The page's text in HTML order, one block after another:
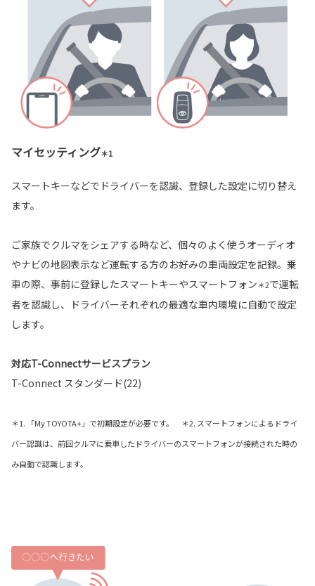
マイセッティング＊1
スマートキーなどでドライバーを認識、登録した設定に切り替え
ます。
ご家族でクルマをシェアする時など、個々のよく使うオーディオ
やナビの地図表示など運転する方のお好みの車両設定を記録。乗
車の際、事前に登録したスマートキーやスマートフォン＊2で運転
者を認識し、ドライバーそれぞれの最適な車内環境に自動で設定
します。
対応T-Connectサービスプラン
T-Connect スタンダード(22)
＊1. 「My TOYOTA+」で初期設定が必要です。 ＊2. スマートフォンによるドライ
バー認識は、前回クルマに乗車したドライバーのスマートフォンが接続された時の
み自動で認識します。